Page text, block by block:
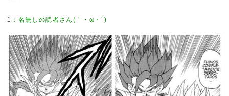
1 ： 名無しの読者さん(｀・ω・´)